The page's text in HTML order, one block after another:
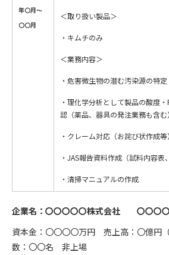
年〇月～
〇〇月
＜取り扱い製品＞
・キムチのみ
＜業務内容＞
・危害微生物の潜む汚染源の特定
・理化学分析として製品の酸度
認（薬品、器具の発注業務も含む）
・クレーム対応（お詫び状作成等）
・JAS報告資料作成（試料内容表
・清掃マニュアルの作成
企業名：〇〇〇〇〇株式会社 〇〇〇
資本金：〇〇〇〇万円 売上高：〇億円
数：〇〇名 非上場